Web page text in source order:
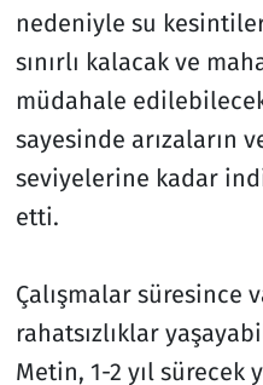
nedeniyle su
sınırlı kalacak ve
müdahale
sayesinde arızaların
seviyelerine kadar
etti.
Çalışmalar süresince
rahatsızlıklar
Metin, 1-2 yıl sürecek